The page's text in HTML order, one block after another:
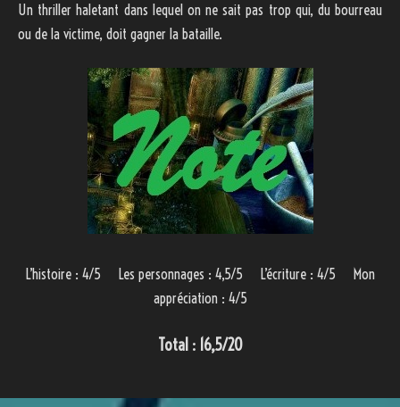
Un thriller haletant dans lequel on ne sait pas trop qui, du bourreau
ou de la victime, doit gagner la bataille.
L’histoire : 4/5 Les personnages : 4,5/5 L’écriture : 4/5 Mon
appréciation : 4/5
Total : 16,5/20